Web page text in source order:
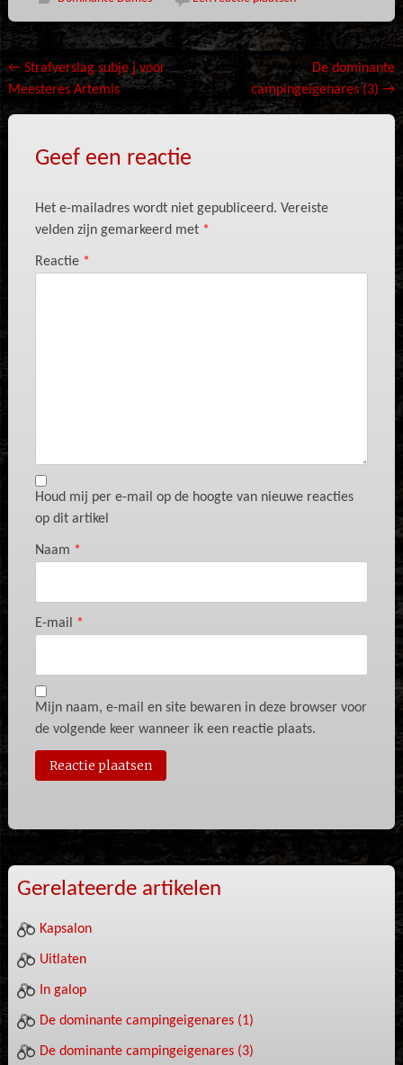
Bericht
navigatie
←Strafverslag subje j voor
Meesteres Artemis
De dominante
campingeigenares (3)→
Geef een reactie
Het e-mailadres wordt niet gepubliceerd. Vereiste
velden zijn gemarkeerd met *
Reactie *
Houd mij per e-mail op de hoogte van nieuwe reacties
op dit artikel
Naam *
E-mail *
Mijn naam, e-mail en site bewaren in deze browser voor
de volgende keer wanneer ik een reactie plaats.
Gerelateerde artikelen
Kapsalon
Uitlaten
In galop
De dominante campingeigenares (1)
De dominante campingeigenares (3)